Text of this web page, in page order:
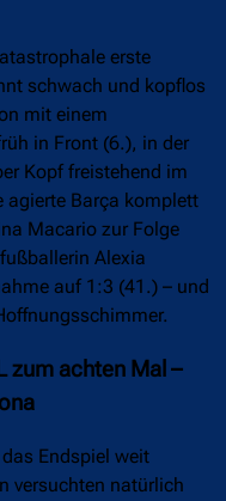
erste
schwach und kopflos
mit einem
in Front (6.), in der
Kopf freistehend im
agierte Barça komplett
Macario zur Folge
Alexia
auf 1:3 (41.) – und
zum achten Mal –
Endspiel weit
versuchten natürlich